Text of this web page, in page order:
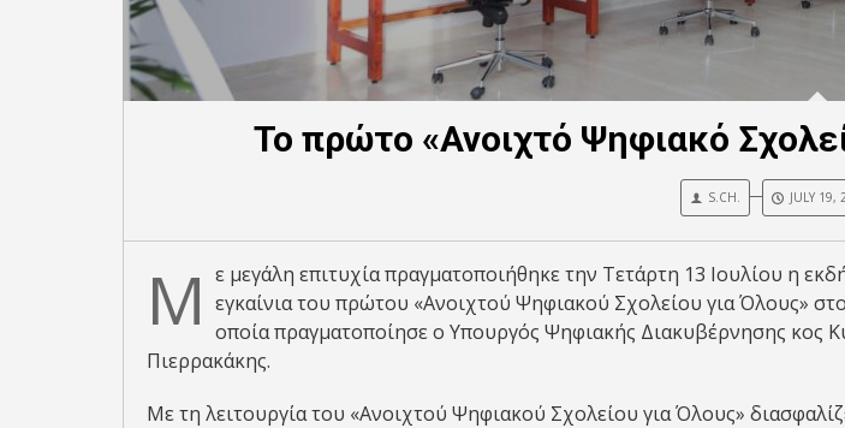
Το πρώτο «Ανοιχτό Ψηφιακό
S.CH. JULY 19,
Μ ε μεγάλη επιτυχία πραγματοποιήθηκε την Τετάρτη 13 Ιουλίου η
εγκαίνια του πρώτου «Ανοιχτού Ψηφιακού Σχολείου για Όλους»
οποία πραγματοποίησε ο Υπουργός Ψηφιακής Διακυβέρνησης κος
Πιερρακάκης.
Με τη λειτουργία του «Ανοιχτού Ψηφιακού Σχολείου για Όλους»